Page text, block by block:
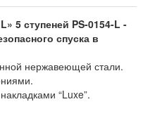
5 ступеней PS-0154-L -
спуска в
нержавеющей стали.
“Luxe”.